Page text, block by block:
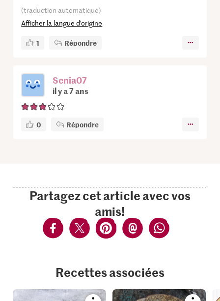
(traduction automatique)
Afficher la langue d’origine
1 Répondre
Senia07
il y a 7 ans
0 Répondre
Partagez cet article avec vos
amis!
Recettes associées